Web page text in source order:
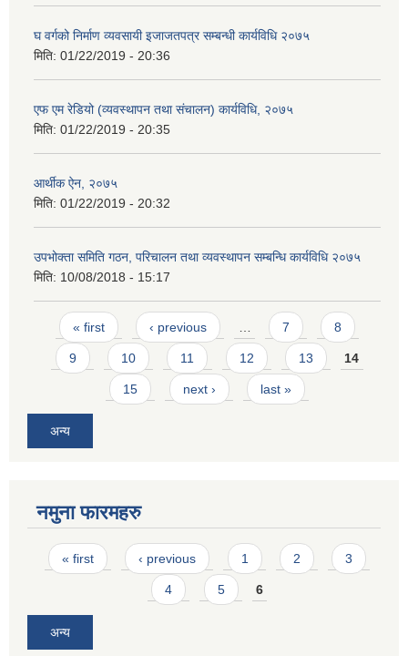
घ वर्गको निर्माण व्यवसायी इजाजतपत्र सम्बन्धी कार्यविधि २०७५
मिति: 01/22/2019 - 20:36
एफ एम रेडियो (व्यवस्थापन तथा संचालन) कार्यविधि, २०७५
मिति: 01/22/2019 - 20:35
आर्थीक ऐन, २०७५
मिति: 01/22/2019 - 20:32
उपभोक्ता समिति गठन, परिचालन तथा व्यवस्थापन सम्बन्धि कार्यविधि २०७५
मिति: 10/08/2018 - 15:17
Pages
« first ‹ previous 7 8
9 10 11 12 13 14
15 next › last »
अन्य
नमुना फारमहरु
Pages
« first ‹ previous 1 2 3
4 5 6
अन्य